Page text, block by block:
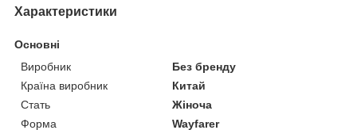
Характеристики
Основні
Виробник
Без бренду
Країна виробник
Китай
Стать
Жіноча
Форма
Wayfarer